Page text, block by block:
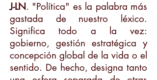
J-LN. "Política" es la palabra más
gastada de nuestro léxico.
Significa todo a la vez:
gobierno, gestión estratégica y
concepción global de la vida o el
sentido. De hecho, designa tanto